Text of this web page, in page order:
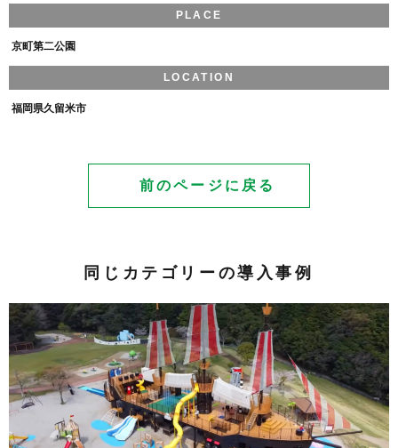
PLACE
京町第二公園
LOCATION
福岡県久留米市
前のページに戻る
同じカテゴリーの導入事例